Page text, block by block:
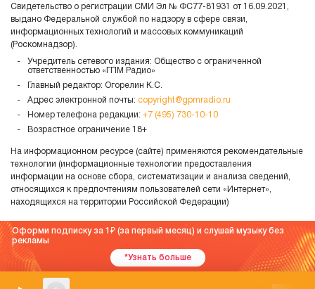
Свидетельство о регистрации СМИ Эл № ФС77-81931 от 16.09.2021,
выдано Федеральной службой по надзору в сфере связи,
информационных технологий и массовых коммуникаций
(Роскомнадзор).
Учредитель сетевого издания: Общество с ограниченной
ответственностью «ГПМ Радио»
Главный редактор: Огорелин К.С.
Адрес электронной почты: copyright@gpmradio.ru
Номер телефона редакции: +7 (495) 730-10-10
Возрастное ограничение 18+
На информационном ресурсе (сайте) применяются рекомендательные
технологии (информационные технологии предоставления
информации на основе сбора, систематизации и анализа сведений,
относящихся к предпочтениям пользователей сети «Интернет»,
находящихся на территории Российской Федерации)
Оформи подписку за 1
(за первый месяц) и слушай музыку без
рекламы
*Узнать больше